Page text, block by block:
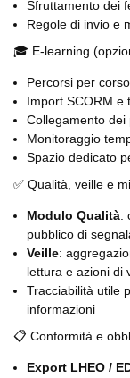
Sfruttamento dei
Regole di invio e
🎓 E-learning
Percorsi per
Import SCORM e
Collegamento dei
Monitoraggio
Spazio dedicato
✅ Qualità, veille e
Modulo Qualità:
pubblico di
Veille:
lettura e azioni di
Tracciabilità utile
informazioni
📋 Conformità e
Export LHEO /